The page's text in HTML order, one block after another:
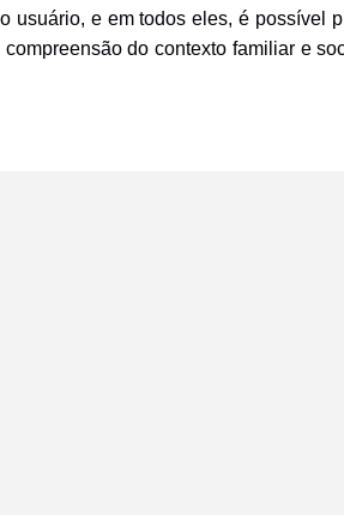
usuário, e em todos eles, é possível
do contexto familiar e